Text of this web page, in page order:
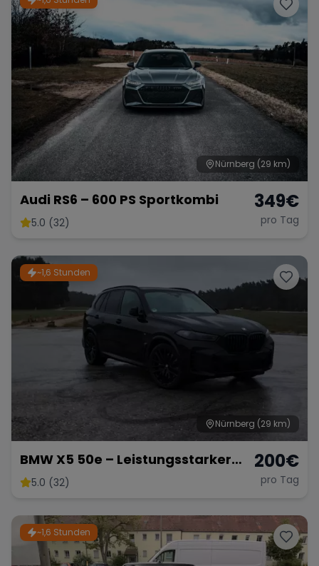
Porsche Ferrari
McLaren Ford Jaguar
Tesla Chevrolet Dodge
Bugatti Lotus Maserati
Range Rover
Wann
Zeitraum wählen
Nürnberg (29 km)
Audi RS6 – 600 PS Sportkombi
5.0 (32)
349€
pro Tag
~1,6 Stunden
Nürnberg (29 km)
BMW X5 50e – Leistungsstarker
Hybrid-SUV mit 489 PS
5.0 (32)
200€
pro Tag
~1,6 Stunden